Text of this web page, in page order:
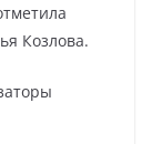
Козлова.